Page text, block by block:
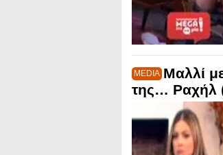
MEDIA Μαλλί
της… Ραχήλ